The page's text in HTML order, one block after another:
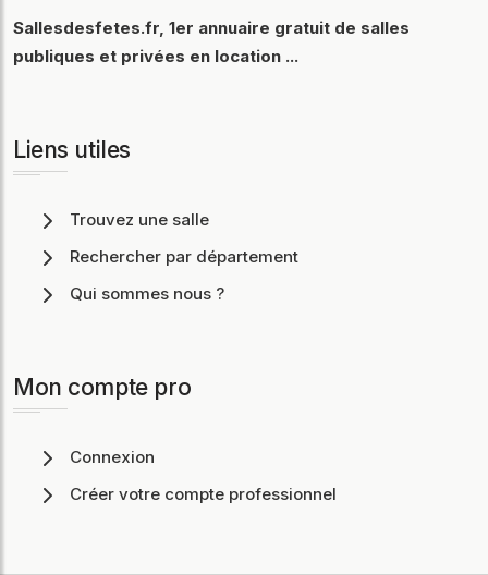
Sallesdesfetes.fr, 1er annuaire gratuit de salles
publiques et privées en location ...
Liens utiles
Trouvez une salle
Rechercher par département
Qui sommes nous ?
Mon compte pro
Connexion
Créer votre compte professionnel